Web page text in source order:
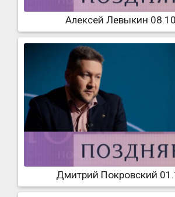
Алексей Левыкин
Дмитрий Покровский